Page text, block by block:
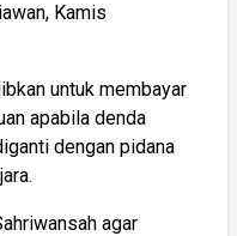
Kamis
untuk membayar
apabila denda
dengan pidana
agar